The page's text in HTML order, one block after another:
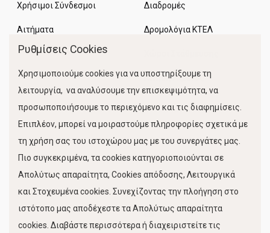
Χρήσιμοι Σύνδεσμοι
Αιτήματα
Διαδρομές
Δρομολόγια ΚΤΕΛ
Κίνηση Λιμένος
FOLLOW US
Ρυθμίσεις Cookies
Χρησιμοποιούμε cookies για να υποστηρίξουμε τη
λειτουργία, να αναλύσουμε την επισκεψιμότητα, να
προσωποποιήσουμε το περιεχόμενο και τις διαφημίσεις.
Επιπλέον, μπορεί να μοιραστούμε πληροφορίες σχετικά με
τη χρήση σας του ιστοχώρου μας με του συνεργάτες μας.
Πιο συγκεκριμένα, τα cookies κατηγοριοποιούνται σε
Απολύτως απαραίτητα, Cookies απόδοσης, Λειτουργικά
και Στοχευμένα cookies. Συνεχίζοντας την πλοήγηση στο
ιστότοπο μας αποδέχεστε τα Απολύτως απαραίτητα
cookies. Διαβάστε περισσότερα ή διαχειριστείτε τις